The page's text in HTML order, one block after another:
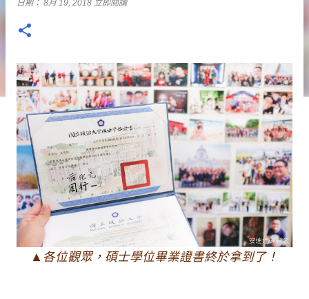
日期： 8月 19, 2018 立即閱讀
▲各位觀眾，碩士學位畢業證書終於拿到了！